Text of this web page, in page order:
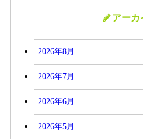
アーカ
2026年8月
2026年7月
2026年6月
2026年5月